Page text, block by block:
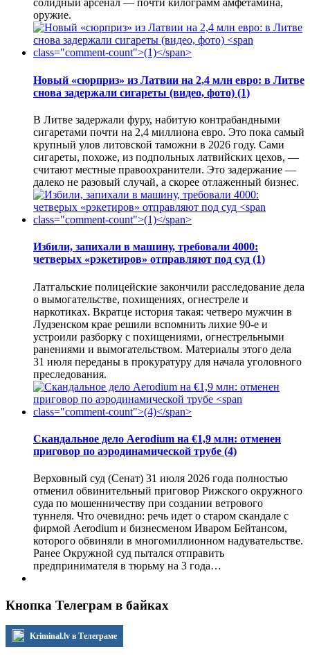
солидный арсенал — почти килограмм амфетамина,
оружие.
Новый «сюрприз» из Латвии на 2,4 млн евро: в Литве
снова задержали сигареты (видео, фото) (1)
В Литве задержали фуру, набитую контрабандными
сигаретами почти на 2,4 миллиона евро. Это пока самый
крупный улов литовской таможни в 2026 году. Сами
сигареты, похоже, из подпольных латвийских цехов, —
считают местные правоохранители. Это задержание —
далеко не разовый случай, а скорее отлаженный бизнес.
Избили, запихали в машину, требовали 4000:
четверых «рэкетиров» отправляют под суд (1)
Латгальские полицейские закончили расследование дела
о вымогательстве, похищениях, огнестреле и
наркотиках. Вкратце история такая: четверо мужчин в
Лудзенском крае решили вспомнить лихие 90-е и
устроили разборку с похищениями, огнестрельными
ранениями и вымогательством. Материалы этого дела
31 июля переданы в прокуратуру для начала уголовного
преследования.
Скандальное дело Aerodium на €1,9 млн: отменен
приговор по аэродинамической трубе (4)
Верховный суд (Сенат) 31 июля 2026 года полностью
отменил обвинительный приговор Рижского окружного
суда по мошенничеству при создании ветрового
туннеля. Что очевидно: речь идет о старом скандале с
фирмой Aerodium и бизнесменом Иваром Бейтансом,
которого обвиняли в многомиллионном надувательстве.
Ранее Окружной суд пытался отправить
предпринимателя в тюрьму на 3 года…
Кнопка Телеграм в байках
Kriminal.lv в Телеграме